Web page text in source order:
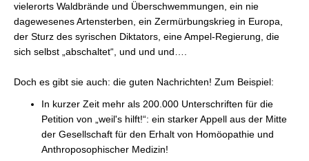
vielerorts Waldbrände und Überschwemmungen, ein nie
dagewesenes Artensterben, ein Zermürbungskrieg in Europa,
der Sturz des syrischen Diktators, eine Ampel-Regierung, die
sich selbst „abschaltet“, und und und….
Doch es gibt sie auch: die guten Nachrichten! Zum Beispiel:
In kurzer Zeit mehr als 200.000 Unterschriften für die
Petition von „weil's hilft!“: ein starker Appell aus der Mitte
der Gesellschaft für den Erhalt von Homöopathie und
Anthroposophischer Medizin!